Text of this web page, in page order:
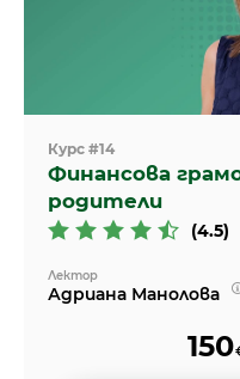
Курс #14
Финансова
родители
(4.5)
Лектор
Адриана Манолова
150